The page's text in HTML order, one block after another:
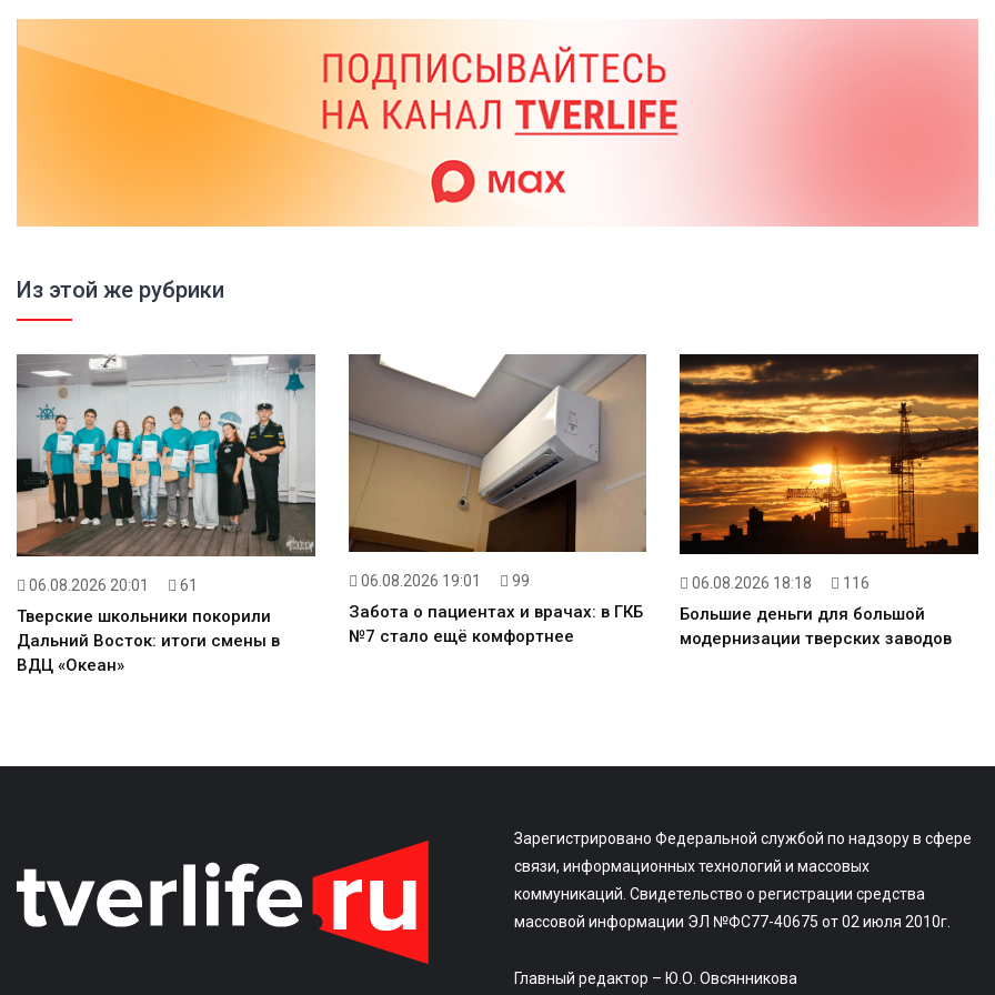
Из этой же рубрики
06.08.2026 20:01 61
Тверские школьники покорили
Дальний Восток: итоги смены в
ВДЦ «Океан»
06.08.2026 19:01 99
Забота о пациентах и врачах: в ГКБ
№7 стало ещё комфортнее
06.08.2026 18:18 116
Большие деньги для большой
модернизации тверских заводов
Зарегистрировано Федеральной службой по надзору в сфере
связи, информационных технологий и массовых
коммуникаций. Свидетельство о регистрации средства
массовой информации ЭЛ №ФС77-40675 от 02 июля 2010г.
Главный редактор – Ю.О. Овсянникова